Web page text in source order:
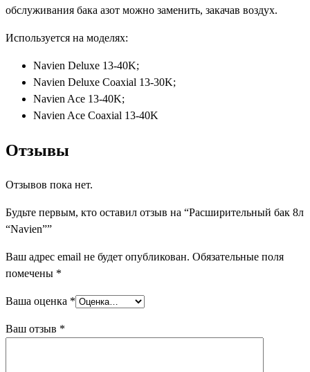
обслуживания бака азот можно заменить, закачав воздух.
Используется на моделях:
Navien Deluxe 13-40K;
Navien Deluxe Coaxial 13-30K;
Navien Ace 13-40K;
Navien Ace Coaxial 13-40K
Отзывы
Отзывов пока нет.
Будьте первым, кто оставил отзыв на “Расширительный бак 8л
“Navien””
Ваш адрес email не будет опубликован. Обязательные поля
помечены *
Ваша оценка *
Ваш отзыв *